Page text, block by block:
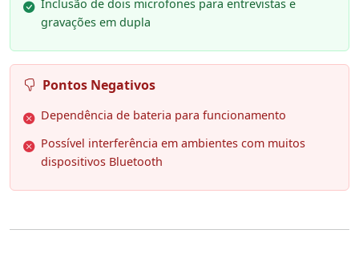
Inclusão de dois microfones para entrevistas e
gravações em dupla
Pontos Negativos
Dependência de bateria para funcionamento
Possível interferência em ambientes com muitos
dispositivos Bluetooth